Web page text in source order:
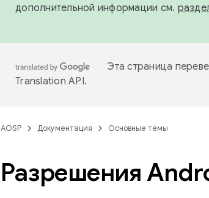
дополнительной информации см.
Эта страница
Translation API.
AOSP Документация Основные темы
Разрешения